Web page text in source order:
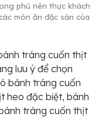
phú nên thực khách
món ăn đặc sản của
tráng cuốn thịt
lưu ý để chọn
bánh tráng cuốn
heo đặc biệt, bánh
tráng cuốn thịt